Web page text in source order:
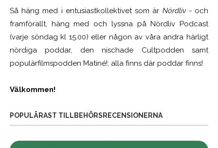
Så häng med i entusiastkollektivet som är Nördliv- och
framförallt, häng med och lyssna på Nördliv Podcast
(varje söndag kl 15.00) eller någon av våra andra härligt
nördiga poddar, den nischade Cultpodden samt
populärfilmspodden Matiné!; alla finns där poddar finns!
Välkommen!
POPULÄRAST TILLBEHÖRSRECENSIONERNA